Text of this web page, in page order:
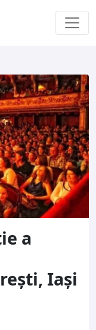
a
Iași